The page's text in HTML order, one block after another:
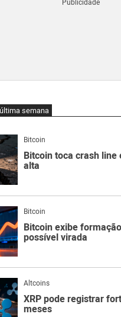
semana
Bitcoin
Bitcoin toca crash
alta
Bitcoin
Bitcoin exibe
possível virada
Altcoins
XRP pode registrar
meses